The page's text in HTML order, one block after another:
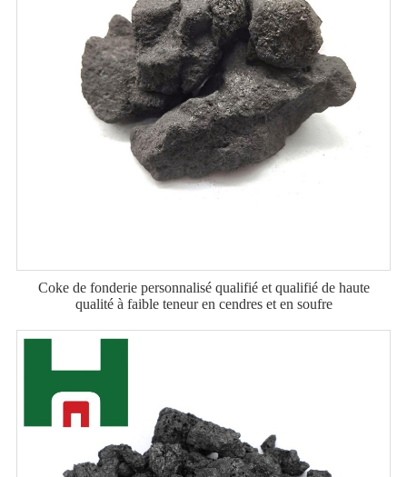
Coke de fonderie personnalisé qualifié et qualifié de haute
qualité à faible teneur en cendres et en soufre